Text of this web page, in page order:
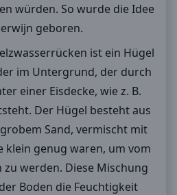
würden. So wurde die Idee
geboren.
ist ein Hügel
im Untergrund, der durch
einer Eisdecke, wie z. B.
Der Hügel besteht aus
Sand, vermischt mit
klein genug waren, um vom
werden. Diese Mischung
Boden die Feuchtigkeit